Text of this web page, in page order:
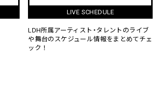
撮影タイム・SNS
撮影タイムとSNSに関するご案内